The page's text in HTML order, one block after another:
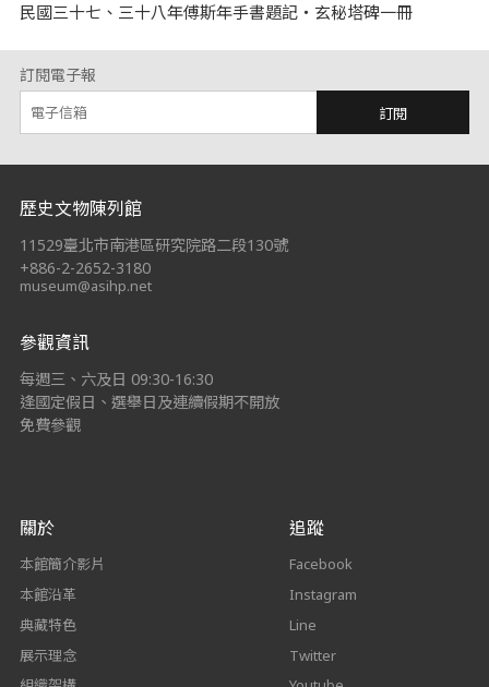
民國三十七、三十八年傅斯年手書題記‧玄秘塔碑一冊
訂閱電子報
訂閱
歷史文物陳列館
11529臺北市南港區研究院路二段130號
+886-2-2652-3180
museum@asihp.net
參觀資訊
每週三、六及日 09:30-16:30
逢國定假日、選舉日及連續假期不開放
免費參觀
關於
本館簡介影片
本館沿革
典藏特色
展示理念
追蹤
Facebook
Instagram
Line
Twitter